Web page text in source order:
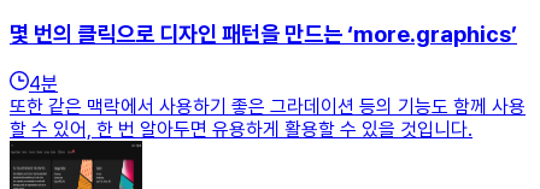
몇 번의 클릭으로 디자인 패턴을 만드는 ‘more.graphics’
4분
또한 같은 맥락에서 사용하기 좋은 그라데이션 등의 기능도 함께 사용
할 수 있어, 한 번 알아두면 유용하게 활용할 수 있을 것입니다.